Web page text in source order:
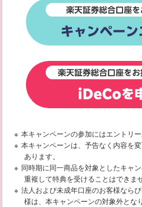
本キャンペーンの参加にはエントリー
本キャンペーンは、予告なく内容を
あります。
同時期に同一商品を対象としたキャ
重複して特典を受けることはできませ
法人および未成年口座のお客様なら
様は、本キャンペーンの対象外となり